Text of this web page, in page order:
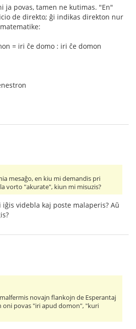
ja povas, tamen ne kutimas. "En"
de direkto; ĝi indikas direkton nur
= iri ĉe domo : iri ĉe domon
mesaĝo, en kiu mi demandis pri
vorto "akurate", kiun mi misuzis?
iĝis videbla kaj poste malaperis? Aŭ
novajn flankojn de Esperantaj
oni povas "iri apud domon", "kuri